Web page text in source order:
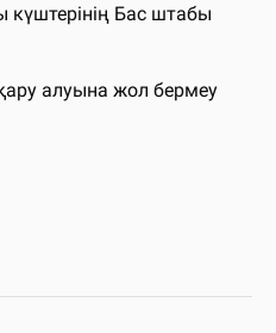
Бас штабы
алуына жол бермеу